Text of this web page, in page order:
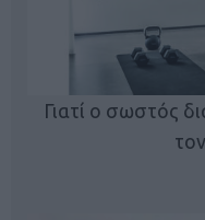
Γιατί ο σωστός